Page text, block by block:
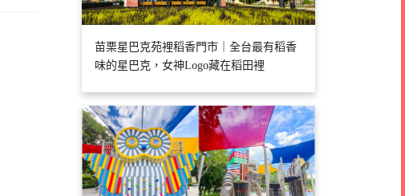
苗栗星巴克苑裡稻香門市｜全台最有稻香
味的星巴克，女神Logo藏在稻田裡